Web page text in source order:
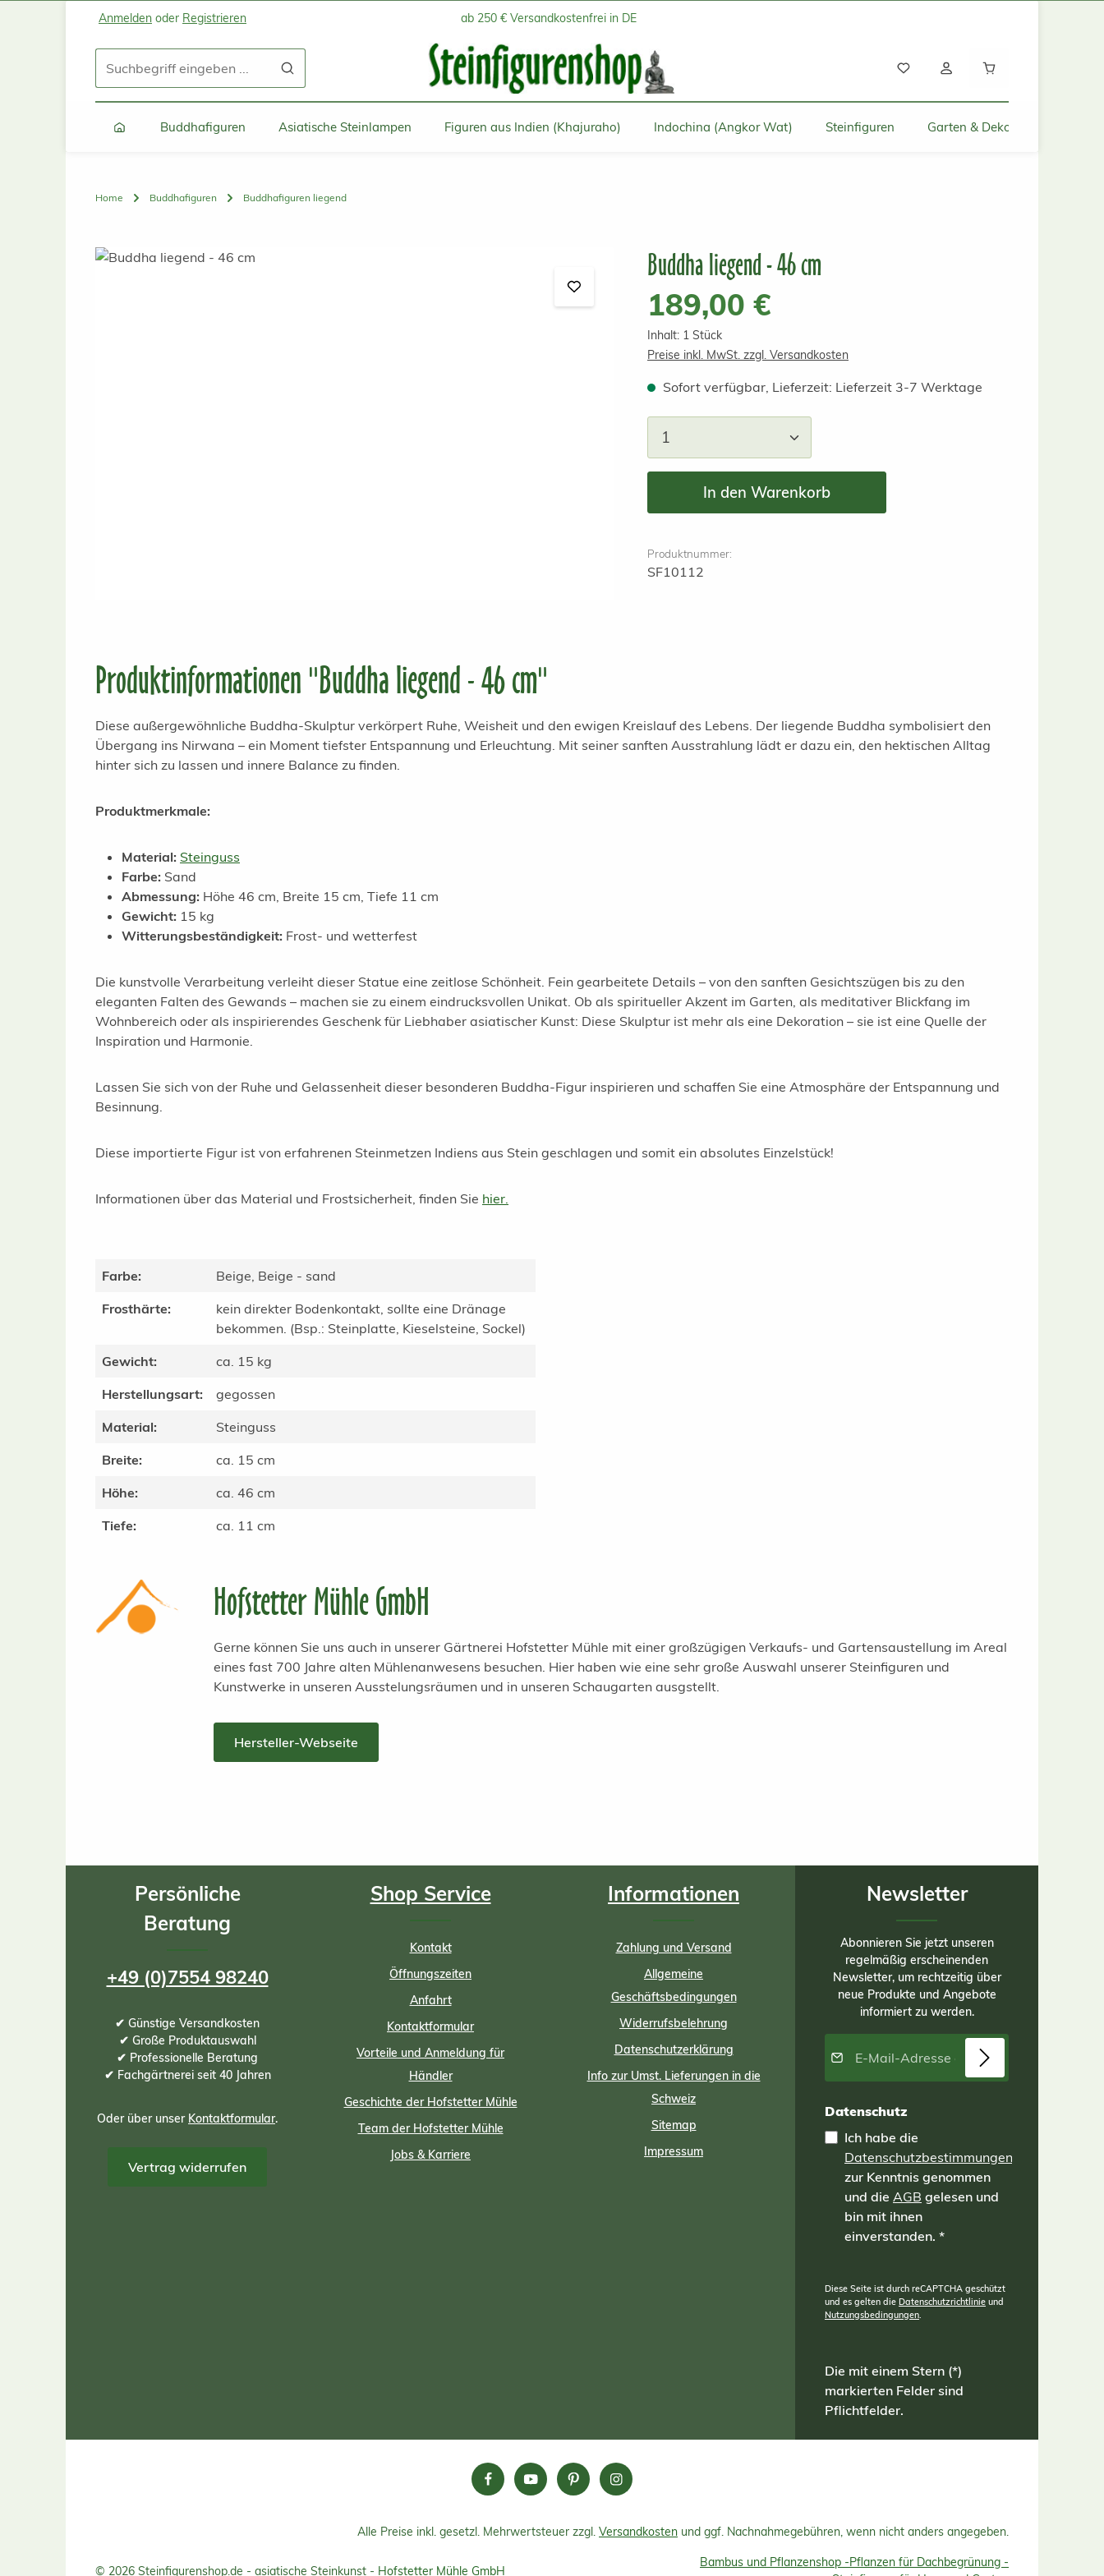
Zum Hauptinhalt springen
Zur Suche springen
Zur Hauptnavigation springen
Anmelden oder Registrieren ab 250 € Versandkostenfrei in DE
Buddhafiguren Asiatische Steinlampen Figuren aus Indien (Khajuraho) Indochina (Angkor Wat) Steinfiguren Garten & Deko für Zuhause
Home Buddhafiguren Buddhafiguren liegend
Bildergalerie überspringen Buddha liegend - 46 cm
Regulärer Preis:
189,00 €
Inhalt: 1 Stück
Preise inkl. MwSt. zzgl. Versandkosten
Sofort verfügbar, Lieferzeit: Lieferzeit 3-7 Werktage
Produkt Anzahl: Gib den gewünschten Wert ein
In den Warenkorb
Produktnummer:
SF10112
Produktinformationen "Buddha liegend - 46 cm"
Diese außergewöhnliche Buddha-Skulptur verkörpert Ruhe, Weisheit und den ewigen Kreislauf des Lebens. Der liegende Buddha symbolisiert den
Übergang ins Nirwana – ein Moment tiefster Entspannung und Erleuchtung. Mit seiner sanften Ausstrahlung lädt er dazu ein, den hektischen Alltag
hinter sich zu lassen und innere Balance zu finden.
Produktmerkmale:
Material: Steinguss
Farbe: Sand
Abmessung: Höhe 46 cm, Breite 15 cm, Tiefe 11 cm
Gewicht: 15 kg
Witterungsbeständigkeit: Frost- und wetterfest
Die kunstvolle Verarbeitung verleiht dieser Statue eine zeitlose Schönheit. Fein gearbeitete Details – von den sanften Gesichtszügen bis zu den
eleganten Falten des Gewands – machen sie zu einem eindrucksvollen Unikat. Ob als spiritueller Akzent im Garten, als meditativer Blickfang im
Wohnbereich oder als inspirierendes Geschenk für Liebhaber asiatischer Kunst: Diese Skulptur ist mehr als eine Dekoration – sie ist eine Quelle der
Inspiration und Harmonie.
Lassen Sie sich von der Ruhe und Gelassenheit dieser besonderen Buddha-Figur inspirieren und schaffen Sie eine Atmosphäre der Entspannung und
Besinnung.
Diese importierte Figur ist von erfahrenen Steinmetzen Indiens aus Stein geschlagen und somit ein absolutes Einzelstück!
Informationen über das Material und Frostsicherheit, finden Sie hier.
Farbe:
Beige, Beige - sand
Frosthärte:
kein direkter Bodenkontakt, sollte eine Dränage
bekommen. (Bsp.: Steinplatte, Kieselsteine, Sockel)
Gewicht:
ca. 15 kg
Herstellungsart:
gegossen
Material:
Steinguss
Breite:
ca. 15 cm
Höhe:
ca. 46 cm
Tiefe:
ca. 11 cm
Hofstetter Mühle GmbH
Gerne können Sie uns auch in unserer Gärtnerei Hofstetter Mühle mit einer großzügigen Verkaufs- und Gartensaustellung im Areal
eines fast 700 Jahre alten Mühlenanwesens besuchen. Hier haben wie eine sehr große Auswahl unserer Steinfiguren und
Kunstwerke in unseren Ausstelungsräumen und in unseren Schaugarten ausgstellt.
Hersteller-Webseite
Persönliche
Beratung
+49 (0)7554 98240
✔ Günstige Versandkosten
✔ Große Produktauswahl
✔ Professionelle Beratung
✔ Fachgärtnerei seit 40 Jahren
Oder über unser Kontaktformular.
Vertrag widerrufen
Shop Service
Kontakt
Öffnungszeiten
Anfahrt
Kontaktformular
Vorteile und Anmeldung für
Händler
Geschichte der Hofstetter Mühle
Team der Hofstetter Mühle
Jobs & Karriere
Informationen
Zahlung und Versand
Allgemeine
Geschäftsbedingungen
Widerrufsbelehrung
Datenschutzerklärung
Info zur Umst. Lieferungen in die
Schweiz
Sitemap
Impressum
Newsletter
Abonnieren Sie jetzt unseren
regelmäßig erscheinenden
Newsletter, um rechtzeitig über
neue Produkte und Angebote
informiert zu werden.
E-Mail-Adresse*
Datenschutz
Ich habe die
Datenschutzbestimmungen
zur Kenntnis genommen
und die AGB gelesen und
bin mit ihnen
einverstanden. *
Diese Seite ist durch reCAPTCHA geschützt
und es gelten die Datenschutzrichtlinie und
Nutzungsbedingungen.
Die mit einem Stern (*)
markierten Felder sind
Pflichtfelder.
Alle Preise inkl. gesetzl. Mehrwertsteuer zzgl. Versandkosten und ggf. Nachnahmegebühren, wenn nicht anders angegeben.
© 2026 Steinfigurenshop.de - asiatische Steinkunst - Hofstetter Mühle GmbH
Bambus und Pflanzenshop -Pflanzen für Dachbegrünung -